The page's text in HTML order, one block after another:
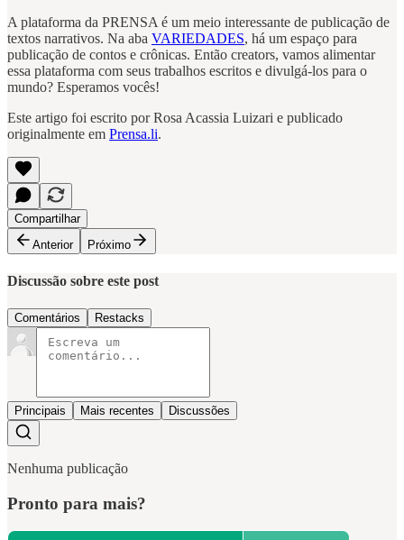
A plataforma da PRENSA é um meio interessante de publicação de
textos narrativos. Na aba VARIEDADES, há um espaço para
publicação de contos e crônicas. Então creators, vamos alimentar
essa plataforma com seus trabalhos escritos e divulgá-los para o
mundo? Esperamos vocês!
Este artigo foi escrito por Rosa Acassia Luizari e publicado
originalmente em Prensa.li.
Compartilhar
Anterior
Próximo
Discussão sobre este post
Comentários Restacks
Principais Mais recentes Discussões
Nenhuma publicação
Pronto para mais?